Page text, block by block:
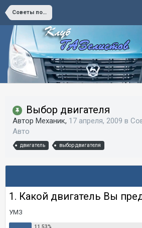
Советы по выбору Авто
Выбор двигателя
Автор Mexaник, 17 апреля, 2009 в
Авто
двигатель выбор двигателя
1. Какой двигатель Вы
УМЗ